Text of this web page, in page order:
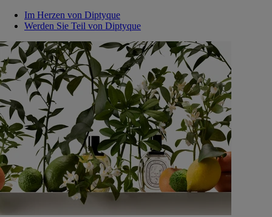
Im Herzen von Diptyque
Werden Sie Teil von Diptyque